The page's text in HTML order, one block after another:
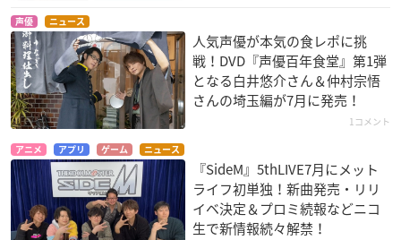
声優 ニュース
人気声優が本気の食レポに挑
戦！DVD『声優百年食堂』第1弾
となる白井悠介さん＆仲村宗悟
さんの埼玉編が7月に発売！
1コメント
アニメ アプリ ゲーム ニュース
『SideM』5thLIVE7月にメット
ライフ初単独！新曲発売・リリ
イベ決定＆プロミ続報などニコ
生で新情報続々解禁！